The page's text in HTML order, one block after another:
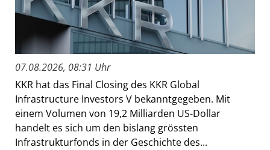
07.08.2026, 08:31 Uhr
KKR hat das Final Closing des KKR Global
Infrastructure Investors V bekanntgegeben. Mit
einem Volumen von 19,2 Milliarden US-Dollar
handelt es sich um den bislang grössten
Infrastrukturfonds in der Geschichte des...